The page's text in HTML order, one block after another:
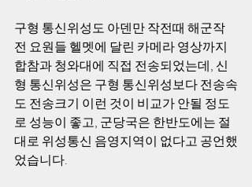
구형 통신위성도 아덴만 작전때 해군작
전 요원들 헬멧에 달린 카메라 영상까지
합참과 청와대에 직접 전송되었는데, 신
형 통신위성은 구형 통신위성보다 전송속
도 전송크기 이런 것이 비교가 안될 정도
로 성능이 좋고, 군당국은 한반도에는 절
대로 위성통신 음영지역이 없다고 공언했
었습니다.